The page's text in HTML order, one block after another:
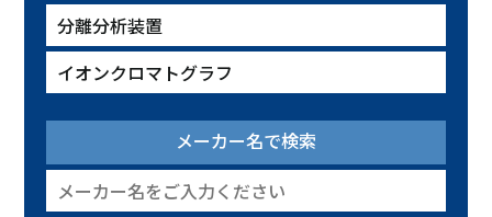
メーカー名で検索